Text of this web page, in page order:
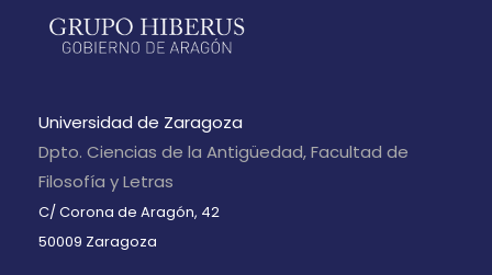
Universidad de Zaragoza
Dpto. Ciencias de la Antigüedad, Facultad de
Filosofía y Letras
C/ Corona de Aragón, 42
50009 Zaragoza